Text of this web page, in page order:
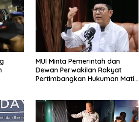
MUI Minta Pemerintah dan
Dewan Perwakilan Rakyat
Pertimbangkan Hukuman Mati